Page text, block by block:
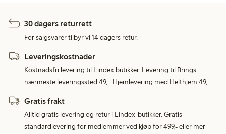
30 dagers returrett
For salgsvarer tilbyr vi 14 dagers retur.
Leveringskostnader
Kostnadsfri levering til Lindex butikker. Levering til Brings
nærmeste leveringssted 49,-. Hjemlevering med Helthjem 49,-.
Gratis frakt
Alltid gratis levering og retur i Lindex-butikker. Gratis
standardlevering for medlemmer ved kjøp for 499,- eller mer